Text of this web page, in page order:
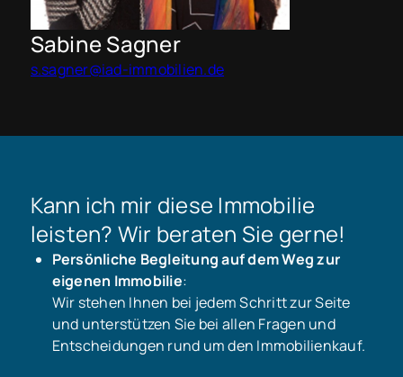
Sabine Sagner
s.sagner@iad-immobilien.de
Kann ich mir diese Immobilie
leisten? Wir beraten Sie gerne!
Persönliche Begleitung auf dem Weg zur
eigenen Immobilie:
Wir stehen Ihnen bei jedem Schritt zur Seite
und unterstützen Sie bei allen Fragen und
Entscheidungen rund um den Immobilienkauf.